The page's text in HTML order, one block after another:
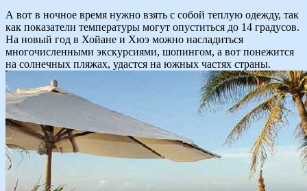
А вот в ночное время нужно взять с собой теплую одежду, так
как показатели температуры могут опуститься до 14 градусов.
На новый год в Хойане и Хюэ можно насладиться
многочисленными экскурсиями, шопингом, а вот понежится
на солнечных пляжах, удастся на южных частях страны.